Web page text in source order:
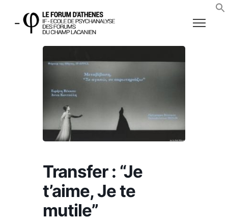
Transfer : “Je
t’aime, Je te
mutile”